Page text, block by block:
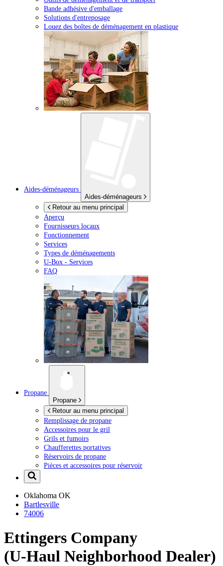
Bande adhésive d'emballage
Solutions d'entreposage
Louez des boîtes de déménagement en plastique
Aides-déménageurs
Aides-déménageurs
Retour au menu principal
Aperçu
Fournisseurs locaux
Fonctionnement
Services
Types de déménagements
U-Box - Services
FAQ
Propane
Propane
Retour au menu principal
Remplissage de propane
Accessoires pour le gril
Grils et fumoirs
Chaufferettes portatives
Réservoirs de propane
Pièces et accessoires pour réservoir
Oklahoma OK
Bartlesville
74006
Ettingers Company
(U-Haul Neighborhood Dealer)